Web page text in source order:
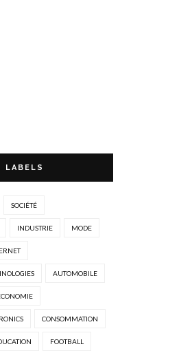
LABELS
SOCIÉTÉ
INDUSTRIE MODE
AUTOMOBILE
CONSOMMATION
FOOTBALL